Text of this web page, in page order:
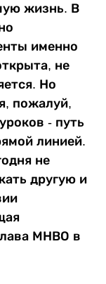
жизнь. В
именно
не
Но
пожалуй,
- путь
линией.
не
другую и
МНВО в